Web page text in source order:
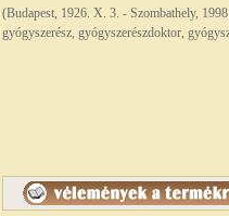
(Budapest, 1926. X. 3. - Szombathely,
gyógyszerész, gyógyszerészdoktor,